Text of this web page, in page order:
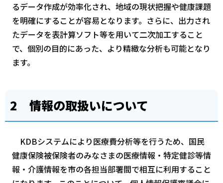
るデータ作成が効率化され、地域の現状把握や健康課題
を明確にすることが容易となります。さらに、出力され
たデータを表計算ソフト等を用いて二次加工すること
で、個別の目的にあった、より精緻な分析も可能となり
ます。
2 情報の取扱いについて
KDBシステムにより医療費分析等を行うため、国民
健康保険被保険者のみなさまの医療情報・特定健診等情
報・介護情報を市の各担当部署間で相互に利用すること